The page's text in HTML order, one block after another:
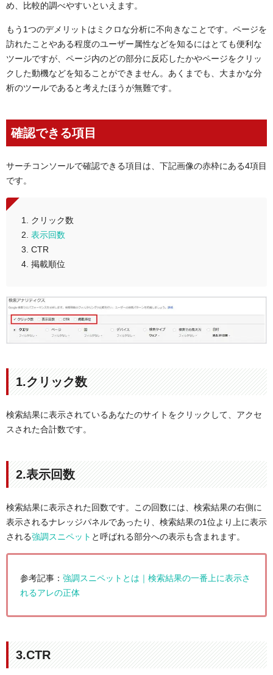
め、比較的調べやすいといえます。
もう1つのデメリットはミクロな分析に不向きなことです。ページを
訪れたことやある程度のユーザー属性などを知るにはとても便利な
ツールですが、ページ内のどの部分に反応したかやページをクリッ
クした動機などを知ることができません。あくまでも、大まかな分
析のツールであると考えたほうが無難です。
確認できる項目
サーチコンソールで確認できる項目は、下記画像の赤枠にある4項目
です。
クリック数
表示回数
CTR
掲載順位
1.クリック数
検索結果に表示されているあなたのサイトをクリックして、アクセ
スされた合計数です。
2.表示回数
検索結果に表示された回数です。この回数には、検索結果の右側に
表示されるナレッジパネルであったり、検索結果の1位より上に表示
される強調スニペット と呼ばれる部分への表示も含まれます。
参考記事： 強調スニペットとは｜検索結果の一番上に表示さ
れるアレの正体
3.CTR